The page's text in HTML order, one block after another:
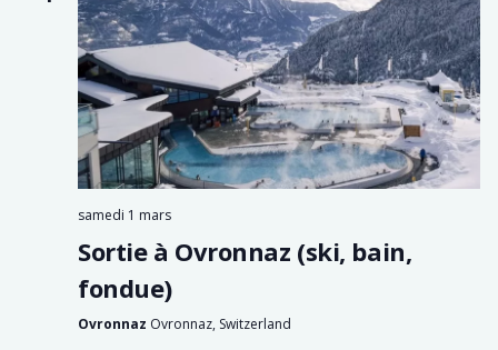
samedi 1 mars
Sortie à Ovronnaz (ski, bain,
fondue)
Ovronnaz Ovronnaz, Switzerland